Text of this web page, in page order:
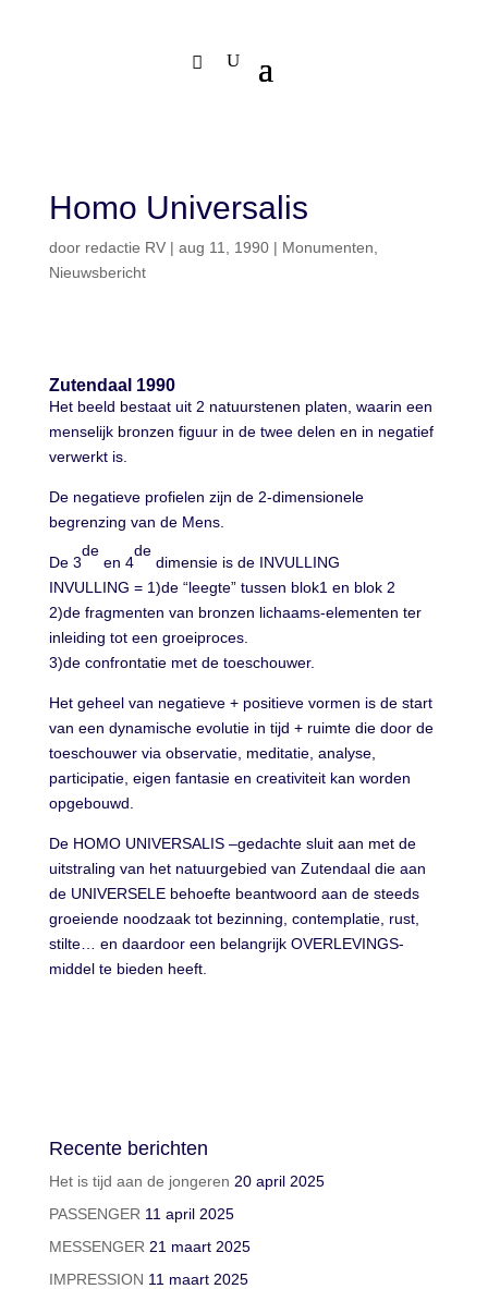
Homo Universalis
door redactie RV| aug 11, 1990| Monumenten
Nieuwsbericht
Zutendaal 1990
Het beeld bestaat uit 2 natuurstenen platen, waarin een
menselijk bronzen figuur in de twee delen en in negatief
verwerkt is.
De negatieve profielen zijn de 2-dimensionele
begrenzing van de Mens.
De 3
de
en 4
de
dimensie is de INVULLING
INVULLING = 1)de “leegte” tussen blok1 en blok 2
2)de fragmenten van bronzen lichaams-elementen ter
inleiding tot een groeiproces.
3)de confrontatie met de toeschouwer.
Het geheel van negatieve + positieve vormen is de start
van een dynamische evolutie in tijd + ruimte die door de
toeschouwer via observatie, meditatie, analyse,
participatie, eigen fantasie en creativiteit kan worden
opgebouwd.
De HOMO UNIVERSALIS –gedachte sluit aan met de
uitstraling van het natuurgebied van Zutendaal die aan
de UNIVERSELE behoefte beantwoord aan de steeds
groeiende noodzaak tot bezinning, contemplatie, rust,
stilte… en daardoor een belangrijk OVERLEVINGS-
middel te bieden heeft.
Recente berichten
Het is tijd aan de jongeren 20 april 2025
PASSENGER 11 april 2025
MESSENGER 21 maart 2025
IMPRESSION 11 maart 2025